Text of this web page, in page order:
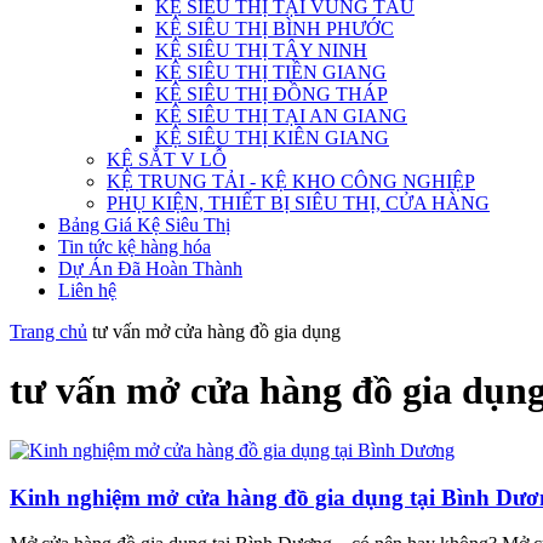
KỆ SIÊU THỊ TẠI VŨNG TÀU
KỆ SIÊU THỊ BÌNH PHƯỚC
KỆ SIÊU THỊ TÂY NINH
KỆ SIÊU THỊ TIỀN GIANG
KỆ SIÊU THỊ ĐỒNG THÁP
KỆ SIÊU THỊ TẠI AN GIANG
KỆ SIÊU THỊ KIÊN GIANG
KỆ SẮT V LỖ
KỆ TRUNG TẢI - KỆ KHO CÔNG NGHIỆP
PHỤ KIỆN, THIẾT BỊ SIÊU THỊ, CỬA HÀNG
Bảng Giá Kệ Siêu Thị
Tin tức kệ hàng hóa
Dự Án Đã Hoàn Thành
Liên hệ
Trang chủ tư vấn mở cửa hàng đồ gia dụng
tư vấn mở cửa hàng đồ gia
Kinh nghiệm mở cửa hàng đồ gia dụng tại Bình